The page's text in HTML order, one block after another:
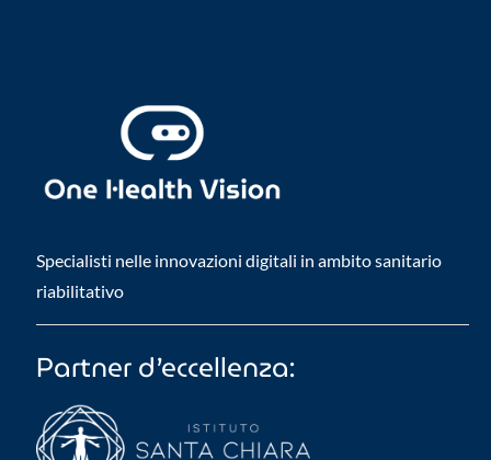
Specialisti nelle innovazioni digitali in ambito sanitario
riabilitativo
Partner d’eccellenza: